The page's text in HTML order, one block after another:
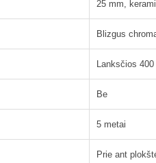
25 mm,
Blizgus
Lanksčios
Be
5 metai
Prie ant